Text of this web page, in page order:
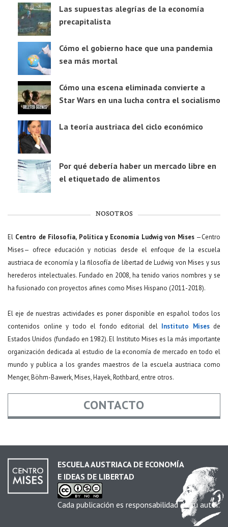
Las supuestas alegrías de la economía
precapitalista
Cómo el gobierno hace que una pandemia
sea más mortal
Cómo una escena eliminada convierte a
Star Wars en una lucha contra el socialismo
La teoría austriaca del ciclo económico
Por qué debería haber un mercado libre en
el etiquetado de alimentos
NOSOTROS
El Centro de Filosofía, Política y Economía Ludwig von Mises—Centro
Mises— ofrece educación y noticias desde el enfoque de la escuela
austriaca de economía y la filosofía de libertad de Ludwig von Mises y sus
herederos intelectuales. Fundado en 2008, ha tenido varios nombres y se
ha fusionado con proyectos afines como Mises Hispano (2011-2018).
El eje de nuestras actividades es poner disponible en español todos los
contenidos online y todo el fondo editorial del Instituto Misesde
Estados Unidos (fundado en 1982). El Instituto Mises es la más importante
organización dedicada al estudio de la economía de mercado en todo el
mundo y publica a los grandes maestros de la escuela austriaca como
Menger, Böhm-Bawerk, Mises, Hayek, Rothbard, entre otros.
CONTACTO
Email *
ESCUELA AUSTRIACA DE ECONOMÍA
E IDEAS DE LIBERTAD
Cada publicación es responsabilidad de su autor.